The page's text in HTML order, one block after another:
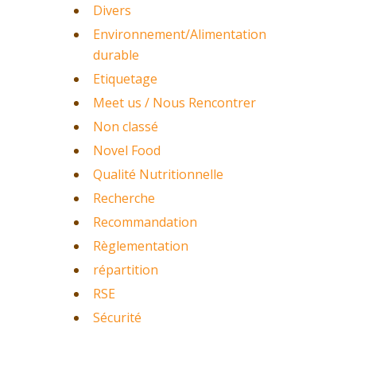
Divers
Environnement/Alimentation
durable
Etiquetage
Meet us / Nous Rencontrer
Non classé
Novel Food
Qualité Nutritionnelle
Recherche
Recommandation
Règlementation
répartition
RSE
Sécurité